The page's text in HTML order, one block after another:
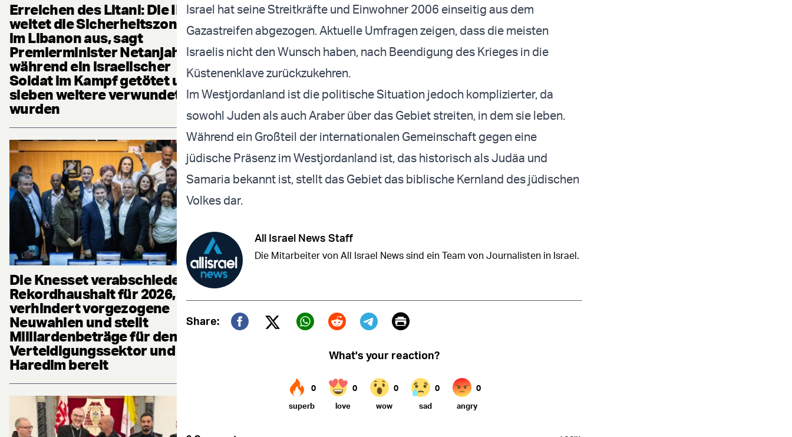
Erreichen des Litani: Die IDF
weitet die Sicherheitszone
im Libanon aus, sagt
Premierminister Netanjahu,
während ein israelischer
Soldat im Kampf getötet und
sieben weitere verwundet
wurden
Die Knesset verabschiedet
Rekordhaushalt für 2026,
verhindert vorgezogene
Neuwahlen und stellt
Milliardenbeträge für den
Verteidigungssektor und die
Haredim bereit
Israel hat seine Streitkräfte und Einwohner 2006 einseitig aus dem
Gazastreifen abgezogen. Aktuelle Umfragen zeigen, dass die meisten
Israelis nicht den Wunsch haben, nach Beendigung des Krieges in die
Küstenenklave zurückzukehren.
Im Westjordanland ist die politische Situation jedoch komplizierter, da
sowohl Juden als auch Araber über das Gebiet streiten, in dem sie leben.
Während ein Großteil der internationalen Gemeinschaft gegen eine
jüdische Präsenz im Westjordanland ist, das historisch als Judäa und
Samaria bekannt ist, stellt das Gebiet das biblische Kernland des jüdischen
Volkes dar.
All Israel News Staff
Die Mitarbeiter von All Israel News sind ein Team von Journalisten in Israel.
Share:
Twitter (X)
Print